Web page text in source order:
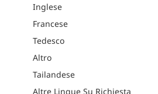
Inglese
Francese
Tedesco
Altro
Tailandese
Altre Lingue Su Richiesta